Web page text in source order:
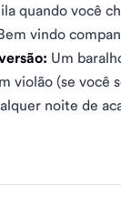
quando você
vindo
Um
violão (se você
noite de